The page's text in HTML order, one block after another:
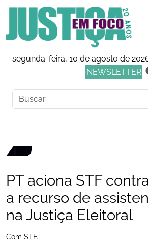
segunda-feira, 10 de agosto de
NEWSLETTER
PT aciona STF
a recurso de
na Justiça Eleitoral
Com STF.|